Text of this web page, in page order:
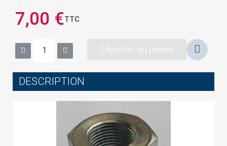
7,00 €TTC
Ajouter au panier
DESCRIPTION
Sign in
wish list.
Cancel Sign in